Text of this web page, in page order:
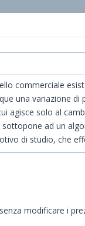
commerciale
una variazione
agisce solo al
ad un
di studio, che
modificare i